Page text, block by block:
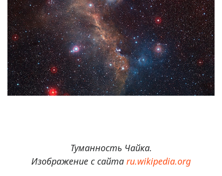
Туманность Чайка.
Изображение с сайта ru.wikipedia.org